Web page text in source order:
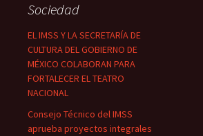
Sociedad
EL IMSS Y LA SECRETARÍA DE
CULTURA DEL GOBIERNO DE
MÉXICO COLABORAN PARA
FORTALECER EL TEATRO
NACIONAL
Consejo Técnico del IMSS
aprueba proyectos integrales